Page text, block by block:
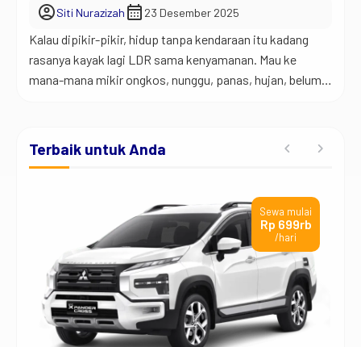
account_circleSiti Nurazizah calendar_month 23 Desember 2025
Kalau dipikir-pikir, hidup tanpa kendaraan itu kadang
rasanya kayak lagi LDR sama kenyamanan. Mau ke
mana-mana mikir ongkos, nunggu, panas, hujan, belum
orang. Dan bukan cuma wisatawan, lho. Mulai dari
pekerja, pengusaha, keluarga, sampai perusahaan,
Terbaik untuk Anda
Sewa mulai
Rp 699rb
/hari